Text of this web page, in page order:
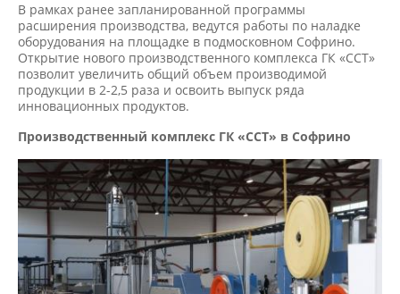
В рамках ранее запланированной программы
расширения производства, ведутся работы по наладке
оборудования на площадке в подмосковном Софрино.
Открытие нового производственного комплекса ГК «ССТ»
позволит увеличить общий объем производимой
продукции в 2-2,5 раза и освоить выпуск ряда
инновационных продуктов.
Производственный комплекс ГК «ССТ» в Софрино